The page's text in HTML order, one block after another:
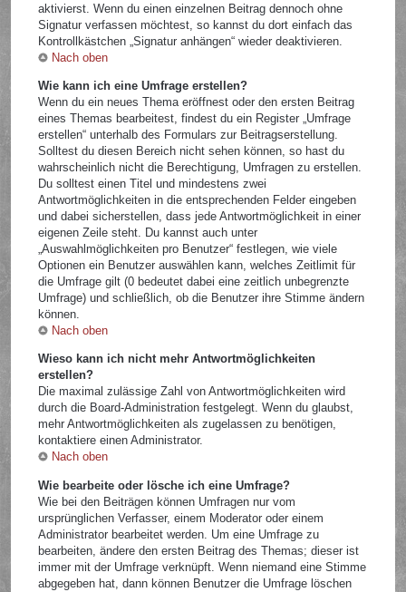
aktivierst. Wenn du einen einzelnen Beitrag dennoch ohne
Signatur verfassen möchtest, so kannst du dort einfach das
Kontrollkästchen „Signatur anhängen“ wieder deaktivieren.
Nach oben
Wie kann ich eine Umfrage erstellen?
Wenn du ein neues Thema eröffnest oder den ersten Beitrag
eines Themas bearbeitest, findest du ein Register „Umfrage
erstellen“ unterhalb des Formulars zur Beitragserstellung.
Solltest du diesen Bereich nicht sehen können, so hast du
wahrscheinlich nicht die Berechtigung, Umfragen zu erstellen.
Du solltest einen Titel und mindestens zwei
Antwortmöglichkeiten in die entsprechenden Felder eingeben
und dabei sicherstellen, dass jede Antwortmöglichkeit in einer
eigenen Zeile steht. Du kannst auch unter
„Auswahlmöglichkeiten pro Benutzer“ festlegen, wie viele
Optionen ein Benutzer auswählen kann, welches Zeitlimit für
die Umfrage gilt (0 bedeutet dabei eine zeitlich unbegrenzte
Umfrage) und schließlich, ob die Benutzer ihre Stimme ändern
können.
Nach oben
Wieso kann ich nicht mehr Antwortmöglichkeiten
erstellen?
Die maximal zulässige Zahl von Antwortmöglichkeiten wird
durch die Board-Administration festgelegt. Wenn du glaubst,
mehr Antwortmöglichkeiten als zugelassen zu benötigen,
kontaktiere einen Administrator.
Nach oben
Wie bearbeite oder lösche ich eine Umfrage?
Wie bei den Beiträgen können Umfragen nur vom
ursprünglichen Verfasser, einem Moderator oder einem
Administrator bearbeitet werden. Um eine Umfrage zu
bearbeiten, ändere den ersten Beitrag des Themas; dieser ist
immer mit der Umfrage verknüpft. Wenn niemand eine Stimme
abgegeben hat, dann können Benutzer die Umfrage löschen